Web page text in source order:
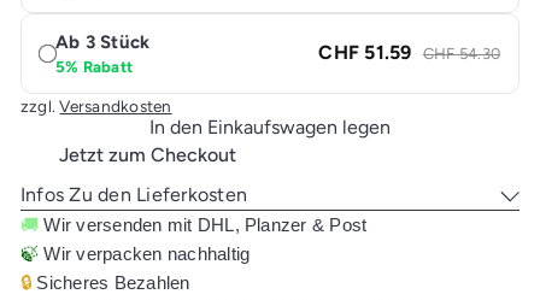
Ab 3 Stück
5% Rabatt
CHF 51.59 CHF 54.30
zzgl.Versandkosten
In den Einkaufswagen legen
Jetzt zum Checkout
Infos Zu den Lieferkosten
🚚 Wir versenden mit DHL, Planzer & Post
🍃 Wir verpacken nachhaltig
🔒 Sicheres Bezahlen